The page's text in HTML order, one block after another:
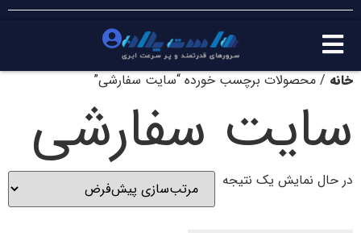
خانه / محصولات برچسب خورده “سایت سفارشی”
سایت سفارشی
در حال نمایش یک نتیجه